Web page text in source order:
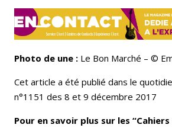
Photo de une : Le Bon Marché – ©
Cet article a été publié dans le
n°1151 des 8 et 9 décembre 2017
Pour en savoir plus sur les